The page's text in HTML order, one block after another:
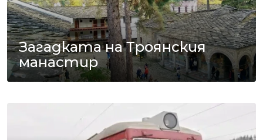
Загадката на Троянския
манастир